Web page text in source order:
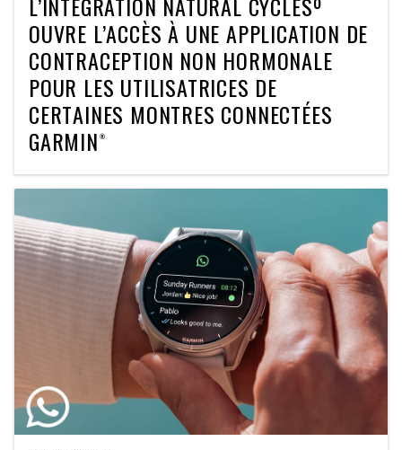
OUVRE L’ACCÈS À UNE APPLICATION DE
CONTRACEPTION NON HORMONALE
POUR LES UTILISATRICES DE
CERTAINES MONTRES CONNECTÉES
GARMIN®